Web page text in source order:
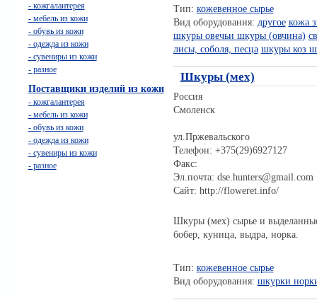
Тип: кожевенное сырье
Вид оборудования: другое кожа
шкуры овечьи шкуры (овчина)
лисы, соболя, песца шкуры коз
Шкуры (мех)
Россия
Смоленск
ул.Пржевальского
Телефон: +375(29)6927127
Факс:
Эл.почта: dse.hunters@gmail.com
Сайт: http://floweret.info/
Шкуры (мех) сырье и
бобер, куница, выдра, норка.
Тип: кожевенное сырье
Вид оборудования: шкурки
- кожгалантерея
- мебель из кожи
- обувь из кожи
- одежда из кожи
- сувениры из кожи
- разное
Поставщики изделий из кожи
- кожгалантерея
- мебель из кожи
- обувь из кожи
- одежда из кожи
- сувениры из кожи
- разное